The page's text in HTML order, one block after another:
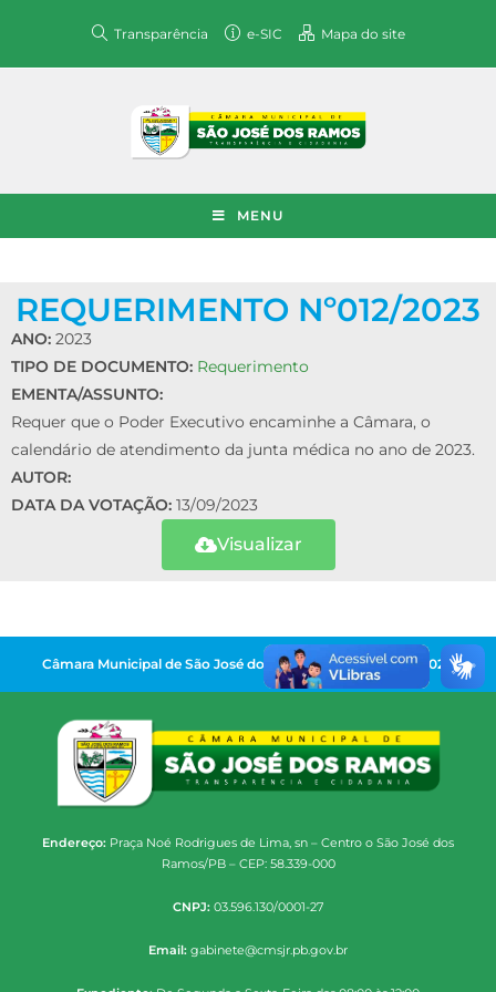
Transparência e-SIC Mapa do site
MENU
REQUERIMENTO Nº012/2023
ANO: 2023
TIPO DE DOCUMENTO: Requerimento
EMENTA/ASSUNTO:
Requer que o Poder Executivo encaminhe a Câmara, o
calendário de atendimento da junta médica no ano de 2023.
AUTOR:
DATA DA VOTAÇÃO: 13/09/2023
Visualizar
Câmara Municipal de São José dos Ramos | Gestão 2025-2028
Endereço: Praça Noé Rodrigues de Lima, sn – Centro o São José dos
Ramos/PB – CEP: 58.339-000
CNPJ: 03.596.130/0001-27
Email: gabinete@cmsjr.pb.gov.br